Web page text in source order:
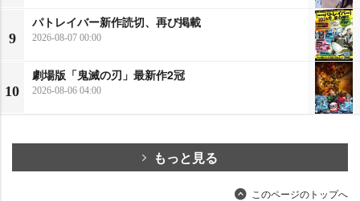
9
パトレイバー新作読切、再び掲載
2026-08-07 00:00
10
劇場版「鬼滅の刃」最新作2冠
2026-08-06 04:00
もっと見る
このページのトップへ